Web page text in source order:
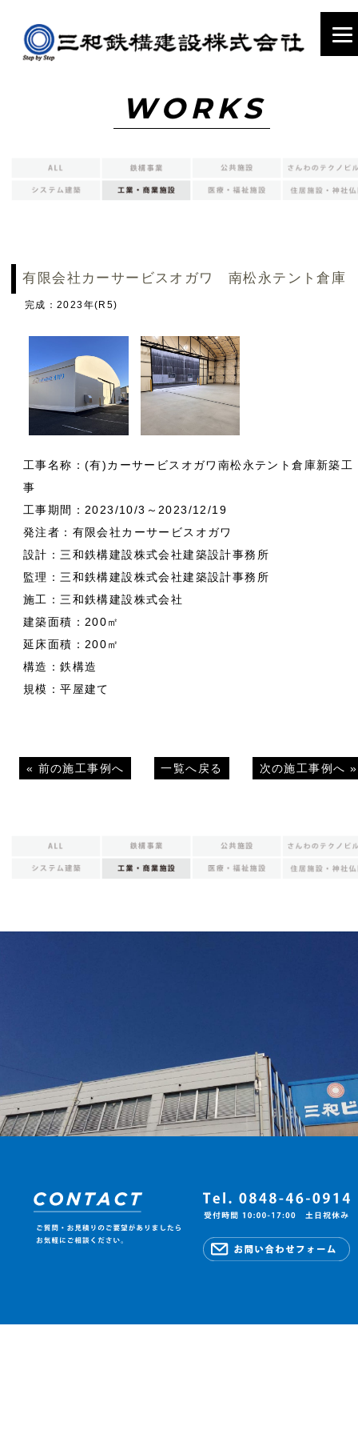
WORKS
有限会社カーサービスオガワ 南松永テント倉庫
完成：2023年(R5)
工事名称：(有)カーサービスオガワ南松永テント倉庫新築工
事
工事期間：2023/10/3～2023/12/19
発注者：有限会社カーサービスオガワ
設計：三和鉄構建設株式会社建築設計事務所
監理：三和鉄構建設株式会社建築設計事務所
施工：三和鉄構建設株式会社
建築面積：200㎡
延床面積：200㎡
構造：鉄構造
規模：平屋建て
« 前の施工事例へ 一覧へ戻る 次の施工事例へ »